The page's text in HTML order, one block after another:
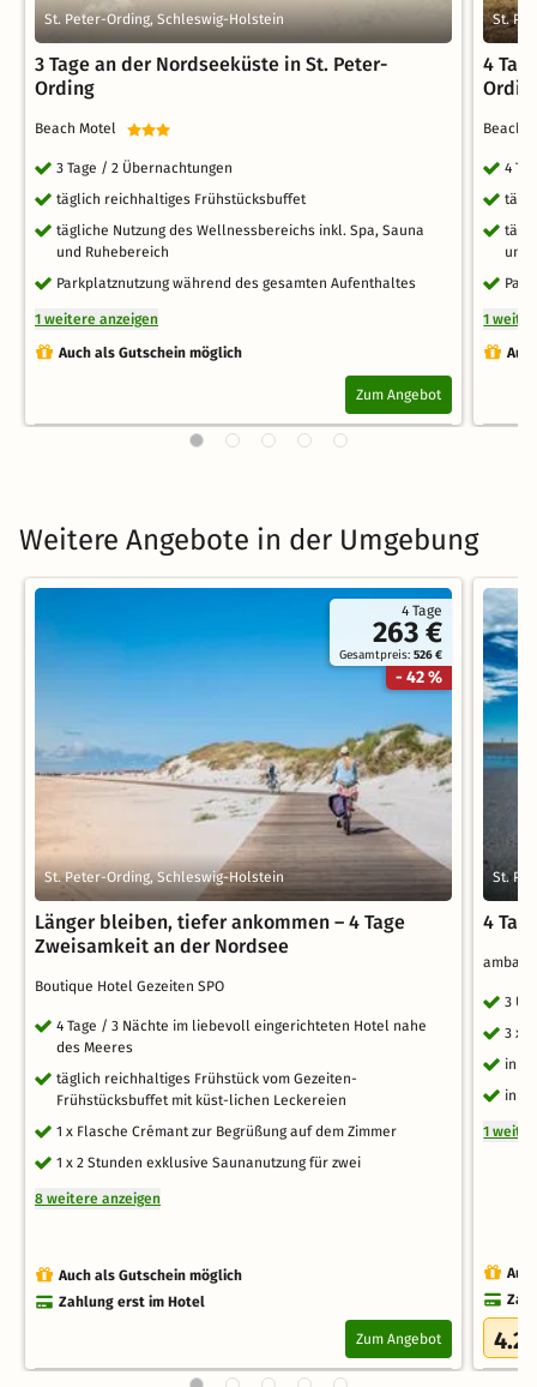
St. Peter-Ording, Schleswig-Holstein
3 Tage an der Nordseeküste in St. Peter-
Ording
Beach Motel
3 Tage / 2 Übernachtungen
täglich reichhaltiges Frühstücksbuffet
tägliche Nutzung des Wellnessbereichs inkl. Spa, Sauna
und Ruhebereich
Parkplatznutzung während des gesamten Aufenthaltes
1 weitere anzeigen
Auch als Gutschein möglich
Zum Angebot
St.
4
Beach
4
und
1
Weitere Angebote in der Umgebung
4 Tage
263 €
Gesamtpreis:526 €
- 42 %
St. Peter-Ording, Schleswig-Holstein
Länger bleiben, tiefer ankommen – 4 Tage
Zweisamkeit an der Nordsee
Boutique Hotel Gezeiten SPO
4 Tage / 3 Nächte im liebevoll eingerichteten Hotel nahe
des Meeres
täglich reichhaltiges Frühstück vom Gezeiten-
Frühstücksbuffet mit küst-lichen Leckereien
1 x Flasche Crémant zur Begrüßung auf dem Zimmer
1 x 2 Stunden exklusive Saunanutzung für zwei
8 weitere anzeigen
Auch als Gutschein möglich
Zahlung erst im Hotel
Zum Angebot
St.
4
3
3 x
inkl.
inkl.
1
4.2